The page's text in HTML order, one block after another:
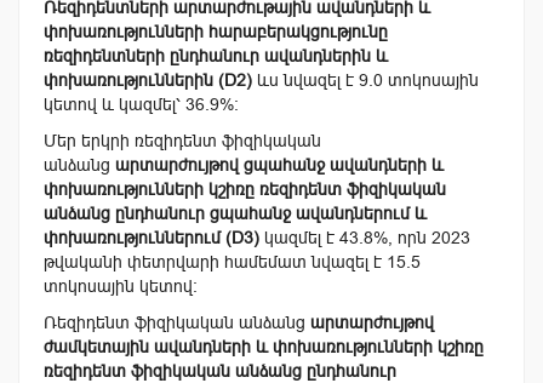
Ռեզիդենտների արտարժութային ավանդների և
փոխառությունների հարաբերակցությունը
ռեզիդենտների ընդհանուր ավանդներին և
փոխառություններին (D2) ևս նվազել է 9.0 տոկոսային
կետով և կազմել՝ 36.9%:
Մեր երկրի ռեզիդենտ ֆիզիկական
անձանց արտարժույթով ցպահանջ ավանդների և
փոխառությունների կշիռը ռեզիդենտ ֆիզիկական
անձանց ընդհանուր ցպահանջ ավանդներում և
փոխառություններում (D3) կազմել է 43.8%, որն 2023
թվականի փետրվարի համեմատ նվազել է 15.5
տոկոսային կետով։
Ռեզիդենտ ֆիզիկական անձանց արտարժույթով
ժամկետային ավանդների և փոխառությունների կշիռը
ռեզիդենտ ֆիզիկական անձանց ընդհանուր